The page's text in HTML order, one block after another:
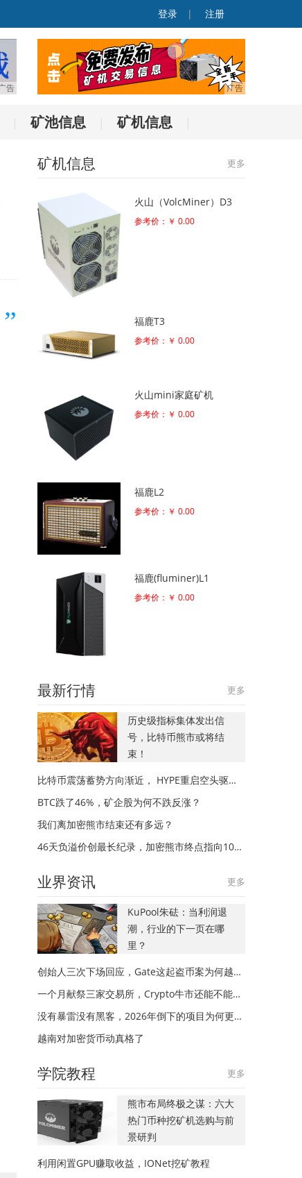
登录 | 注册
矿池信息 矿机信息
更多
矿机信息
火山（VolcMiner）D3
参考价：￥ 0.00
福鹿T3
参考价：￥ 0.00
火山mini家庭矿机
参考价：￥ 0.00
福鹿L2
参考价：￥ 0.00
福鹿(fluminer)L1
参考价：￥ 0.00
更多
最新行情
历史级指标集体发出信
号，比特币熊市或将结
束！
比特币震荡蓄势方向渐近， HYPE重启空头驱动趋势
BTC跌了46%，矿企股为何不跌反涨？
我们离加密熊市结束还有多远？
46天负溢价创最长纪录，加密熊市终点指向10月还是12月？
更多
业界资讯
KuPool朱砝：当利润退
潮，行业的下一页在哪
里？
创始人三次下场回应，Gate这起盗币案为何越描越黑？
一个月献祭三家交易所，Crypto牛市还能不能来？
没有暴雷没有黑客，2026年倒下的项目为何更多？
越南对加密货币动真格了
更多
学院教程
熊市布局终极之谋：六大
热门币种挖矿机选购与前
景研判
利用闲置GPU赚取收益，IONet挖矿教程